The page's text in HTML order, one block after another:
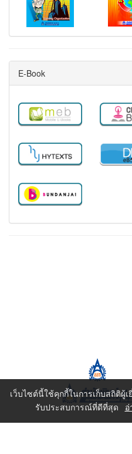
E-Book
เว็บไซต์นี้ใช้คุกกี้ในการเก็บสถิติผู้
รับประสบการณ์ที่ดีที่สุด